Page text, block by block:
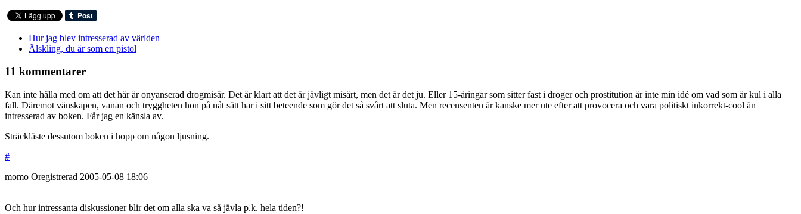
Hur jag blev intresserad av världen
Älskling, du är som en pistol
11 kommentarer
Kan inte hålla med om att det här är onyanserad drogmisär. Det är klart att det är jävligt misärt, men det är det ju. Eller 15-åringar som sitter fast i droger och prostitution är inte min idé om vad som är kul i alla
fall. Däremot vänskapen, vanan och tryggheten hon på nåt sätt har i sitt beteende som gör det så svårt att sluta. Men recensenten är kanske mer ute efter att provocera och vara politiskt inkorrekt-cool än
intresserad av boken. Får jag en känsla av.
Sträckläste dessutom boken i hopp om någon ljusning.
#
momo Oregistrerad 2005-05-08 18:06
Och hur intressanta diskussioner blir det om alla ska va så jävla p.k. hela tiden?!